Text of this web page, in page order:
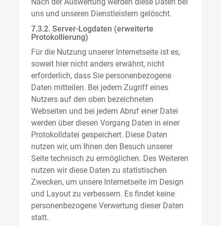
uns und unseren Dienstleistern gelöscht.
7.3.2. Server-Logdaten (erweiterte
Protokollierung)
Für die Nutzung unserer Internetseite ist es,
soweit hier nicht anders erwähnt, nicht
erforderlich, dass Sie personenbezogene
Daten mitteilen. Bei jedem Zugriff eines
Nutzers auf den oben bezeichneten
Webseiten und bei jedem Abruf einer Datei
werden über diesen Vorgang Daten in einer
Protokolldatei gespeichert. Diese Daten
nutzen wir, um Ihnen den Besuch unserer
Seite technisch zu ermöglichen. Des Weiteren
nutzen wir diese Daten zu statistischen
Zwecken, um unsere Internetseite im Design
und Layout zu verbessern. Es findet keine
personenbezogene Verwertung dieser Daten
statt.